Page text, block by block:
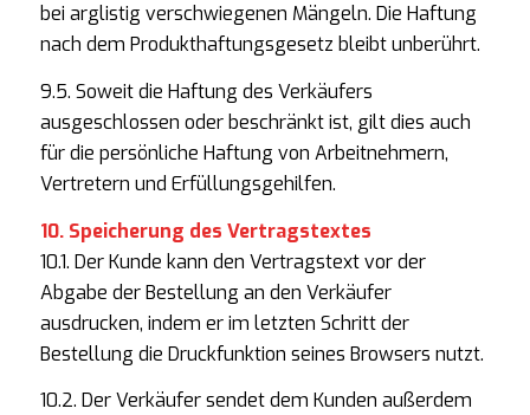
bei arglistig verschwiegenen Mängeln. Die Haftung
nach dem Produkthaftungsgesetz bleibt unberührt.
9.5. Soweit die Haftung des Verkäufers
ausgeschlossen oder beschränkt ist, gilt dies auch
für die persönliche Haftung von Arbeitnehmern,
Vertretern und Erfüllungsgehilfen.
10. Speicherung des Vertragstextes
10.1. Der Kunde kann den Vertragstext vor der
Abgabe der Bestellung an den Verkäufer
ausdrucken, indem er im letzten Schritt der
Bestellung die Druckfunktion seines Browsers nutzt.
10.2. Der Verkäufer sendet dem Kunden außerdem